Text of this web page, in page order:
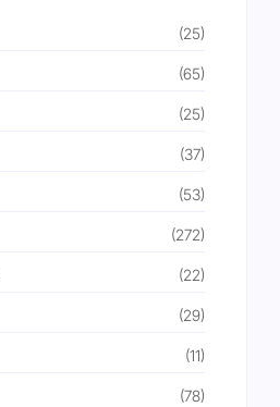
(25)
(65)
(25)
(37)
(53)
(272)
(22)
(29)
(11)
(78)